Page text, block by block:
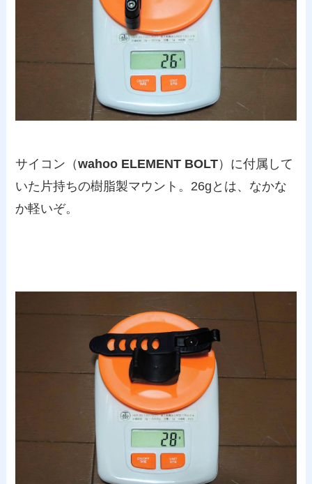
サイコン（wahoo ELEMENT BOLT）に付属して
いた片持ちの樹脂製マウント。26gとは、なかな
か軽いぞ。